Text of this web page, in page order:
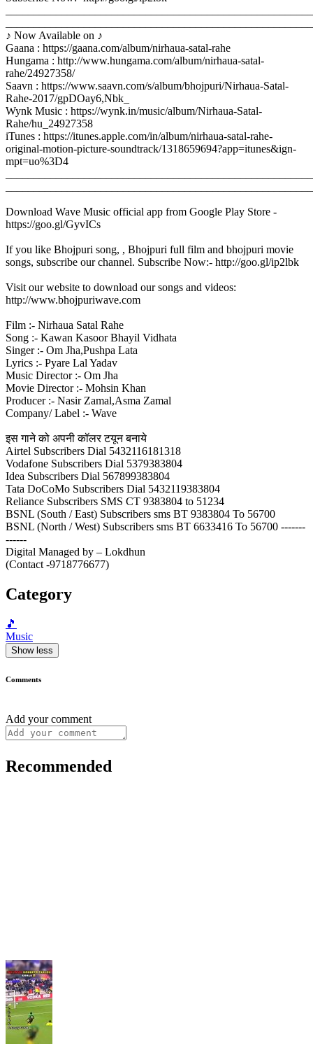
♪ Now Available on ♪
Gaana : https://gaana.com/album/nirhaua-satal-rahe
Hungama : http://www.hungama.com/album/nirhaua-satal-
rahe/24927358/
Saavn : https://www.saavn.com/s/album/bhojpuri/Nirhaua-Satal-
Rahe-2017/gpDOay6,Nbk_
Wynk Music : https://wynk.in/music/album/Nirhaua-Satal-
Rahe/hu_24927358
iTunes : https://itunes.apple.com/in/album/nirhaua-satal-rahe-
original-motion-picture-soundtrack/1318659694?app=itunes&ign-
mpt=uo%3D4
Download Wave Music official app from Google Play Store -
https://goo.gl/GyvICs
If you like Bhojpuri song, , Bhojpuri full film and bhojpuri movie
songs, subscribe our channel. Subscribe Now:- http://goo.gl/ip2lbk
Visit our website to download our songs and videos:
http://www.bhojpuriwave.com
Film :- Nirhaua Satal Rahe
Song :- Kawan Kasoor Bhayil Vidhata
Singer :- Om Jha,Pushpa Lata
Lyrics :- Pyare Lal Yadav
Music Director :- Om Jha
Movie Director :- Mohsin Khan
Producer :- Nasir Zamal,Asma Zamal
Company/ Label :- Wave
इस गाने को अपनी कॉलर टयून बनाये
Airtel Subscribers Dial 5432116181318
Vodafone Subscribers Dial 5379383804
Idea Subscribers Dial 567899383804
Tata DoCoMo Subscribers Dial 5432119383804
Reliance Subscribers SMS CT 9383804 to 51234
BSNL (South / East) Subscribers sms BT 9383804 To 56700
BSNL (North / West) Subscribers sms BT 6633416 To 56700 -------
------
Digital Managed by – Lokdhun
(Contact -9718776677)
Category
🎵
Music
Show less
Comments
Add your comment
Recommended